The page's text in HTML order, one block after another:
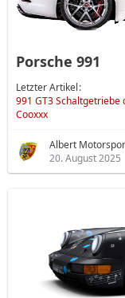
Porsche 991
Letzter Artikel
991 GT3
Cooxxx
Albert
20. August 2025